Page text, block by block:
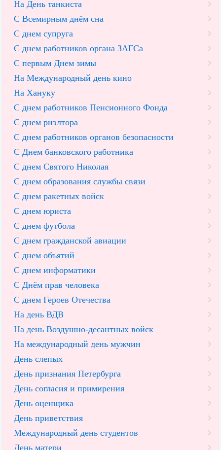
На День танкиста
С Всемирным днём сна
С днем супруга
С днем работников органа ЗАГСа
С первым Днем зимы
На Международный день кино
На Хануку
С днем работников Пенсионного Фонда
С днем риэлтора
С днем работников органов безопасности
С Днем банковского работника
С днем Святого Николая
С днем образования службы связи
С днем ракетных войск
С днем юриста
С днем футбола
С днем гражданской авиации
С днем объятий
С днем информатики
С Днём прав человека
С днем Героев Отечества
На день ВДВ
На день Воздушно-десантных войск
На международный день мужчин
День слепых
День признания Петербурга
День согласия и примирения
День оценщика
День приветствия
Международный день студентов
День матери